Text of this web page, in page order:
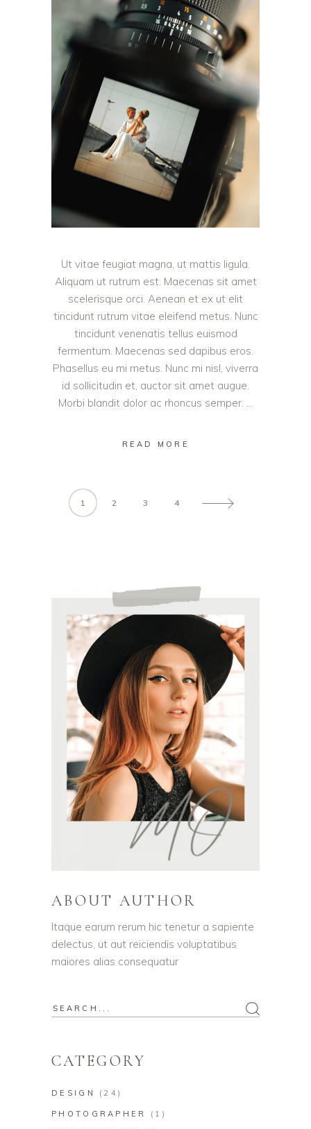
Ut vitae feugiat magna, ut mattis ligula.
Aliquam ut rutrum est. Maecenas sit amet
scelerisque orci. Aenean et ex ut elit
tincidunt rutrum vitae eleifend metus. Nunc
tincidunt venenatis tellus euismod
fermentum. Maecenas sed dapibus eros.
Phasellus eu mi metus. Nunc mi nisl, viverra
id sollicitudin et, auctor sit amet augue.
Morbi blandit dolor ac rhoncus semper.
READ MORE
1 2 3 4
ABOUT AUTHOR
Itaque earum rerum hic tenetur a sapiente
delectus, ut aut reiciendis voluptatibus
maiores alias consequatur
Search
CATEGORY
DESIGN (24)
PHOTOGRAPHER (1)